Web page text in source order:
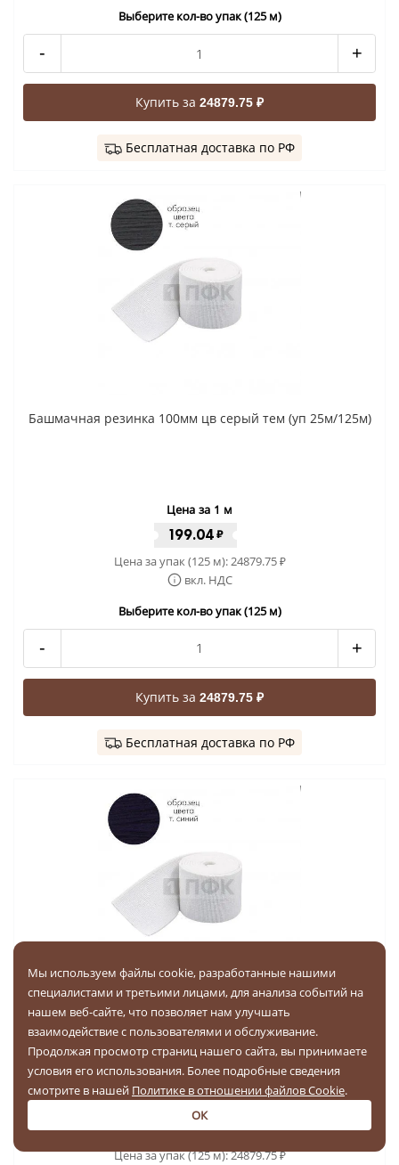
Выберите кол-во упак (125 м)
- +
Купить за 24879.75 ₽
Бесплатная доставка по РФ
Башмачная резинка 100мм цв серый тем (уп 25м/125м)
Цена за 1 м
199.04 ₽
Цена за упак (125 м): 24879.75₽
вкл. НДС
Выберите кол-во упак (125 м)
- +
Купить за 24879.75 ₽
Бесплатная доставка по РФ
Башмачная резинка 100мм цв синий тем (уп 25м/125м)
Цена за 1 м
199.04₽
Цена за упак (125 м):24879.75₽
Мы используем файлы cookie, разработанные нашими
специалистами и третьими лицами, для анализа событий на
нашем веб-сайте, что позволяет нам улучшать
взаимодействие с пользователями и обслуживание.
Продолжая просмотр страниц нашего сайта, вы принимаете
условия его использования. Более подробные сведения
смотрите в нашей Политике в отношении файлов Cookie.
ОК